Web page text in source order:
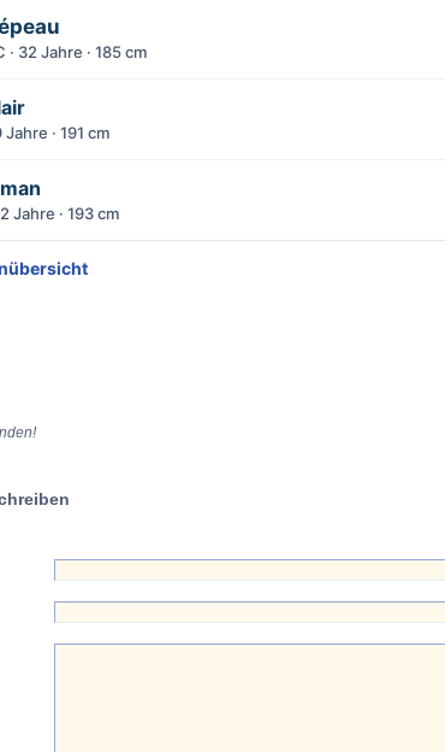
32 Jahre · 185 cm
· 191 cm
Jahre · 193 cm